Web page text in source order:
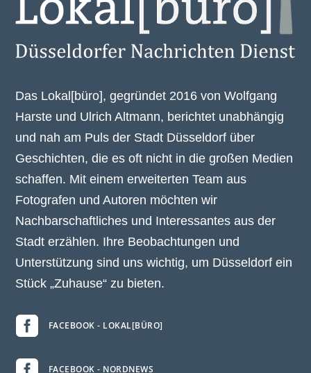
Das Lokal[büro], gegründet 2016 von Wolfgang
Harste und Ulrich Altmann, berichtet unabhängig
und nah am Puls der Stadt Düsseldorf über
Geschichten, die es oft nicht in die großen Medien
schaffen. Mit einem erweiterten Team aus
Fotografen und Autoren möchten wir
Nachbarschaftliches und Interessantes aus der
Stadt erzählen. Ihre Beobachtungen und
Unterstützung sind uns wichtig, um Düsseldorf ein
Stück „Zuhause“ zu bieten.
 FACEBOOK - LOKAL[BÜRO]
FACEBOOK - NORDNEWS